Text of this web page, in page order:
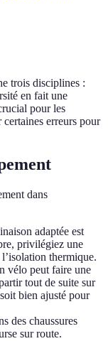
trois disciplines :
en fait une
pour les
erreurs pour
dans
adaptée est
privilégiez une
thermique.
vélo peut faire une
tout de suite sur
bien ajusté pour
des chaussures
sur route.